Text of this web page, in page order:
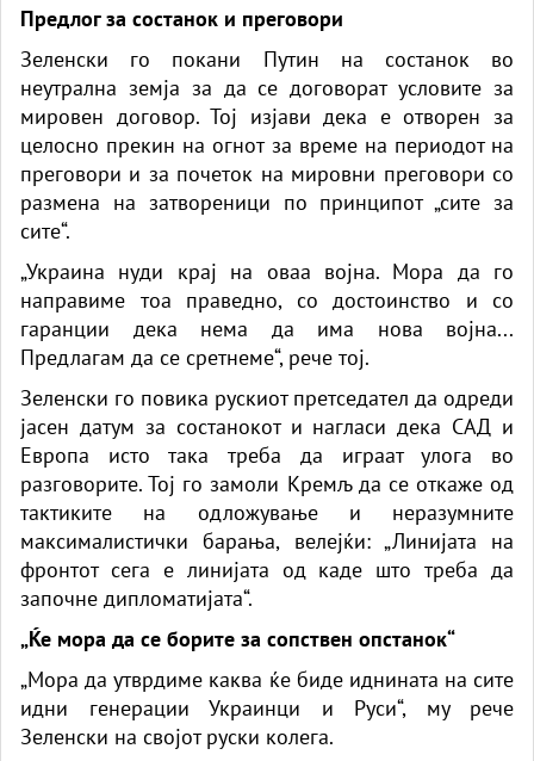
Предлог за состанок и преговори
Зеленски го покани Путин на состанок во
неутрална земја за да се договорат условите за
мировен договор. Тој изјави дека е отворен за
целосно прекин на огнот за време на периодот на
преговори и за почеток на мировни преговори со
размена на затвореници по принципот „сите за
сите“.
„Украина нуди крај на оваа војна. Мора да го
направиме тоа праведно, со достоинство и со
гаранции дека нема да има нова војна...
Предлагам да се сретнеме“, рече тој.
Зеленски го повика рускиот претседател да одреди
јасен датум за состанокот и нагласи дека САД и
Европа исто така треба да играат улога во
разговорите. Тој го замоли Кремљ да се откаже од
тактиките на одложување и неразумните
максималистички барања, велејќи: „Линијата на
фронтот сега е линијата од каде што треба да
започне дипломатијата“.
„Ќе мора да се борите за сопствен опстанок“
„Мора да утврдиме каква ќе биде иднината на сите
идни генерации Украинци и Руси“, му рече
Зеленски на својот руски колега.